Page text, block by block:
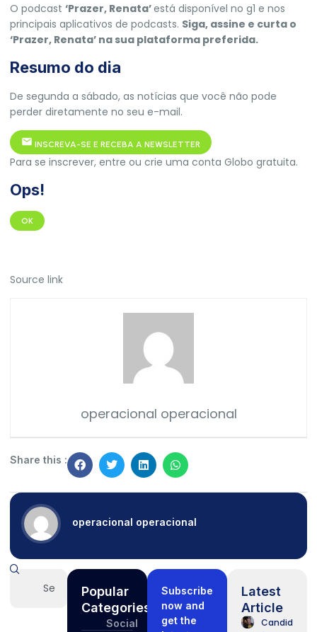
O podcast ‘Prazer, Renata’está disponível no g1 e nos
principais aplicativos de podcasts. Siga, assine e curta o
‘Prazer, Renata’ na sua plataforma preferida.
Resumo do dia
De segunda a sábado, as notícias que você não pode
perder diretamente no seu e-mail.
INSCREVA-SE E RECEBA A NEWSLETTER
Para se inscrever, entre ou crie uma conta Globo gratuita.
Ops!
OK
Source link
operacional operacional
Share this :
operacional operacional
Popular
Categories
Social
Subscribe
now and
get the
Latest
Article
Candidatos